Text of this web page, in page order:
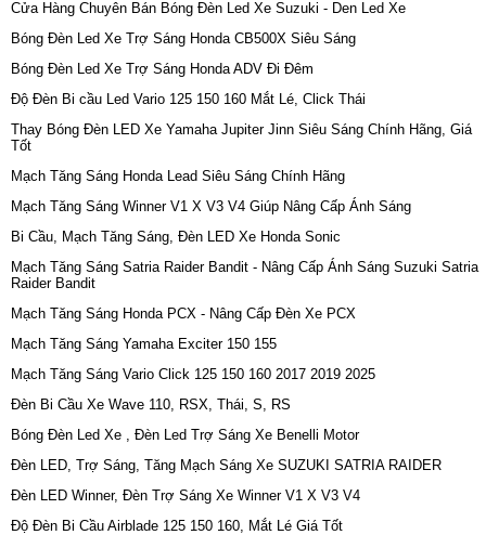
Cửa Hàng Chuyên Bán Bóng Đèn Led Xe Suzuki - Den Led Xe
Bóng Đèn Led Xe Trợ Sáng Honda CB500X Siêu Sáng
Bóng Đèn Led Xe Trợ Sáng Honda ADV Đi Đêm
Độ Đèn Bi cầu Led Vario 125 150 160 Mắt Lé, Click Thái
Thay Bóng Đèn LED Xe Yamaha Jupiter Jinn Siêu Sáng Chính Hãng, Giá
Tốt
Mạch Tăng Sáng Honda Lead Siêu Sáng Chính Hãng
Mạch Tăng Sáng Winner V1 X V3 V4 Giúp Nâng Cấp Ánh Sáng
Bi Cầu, Mạch Tăng Sáng, Đèn LED Xe Honda Sonic
Mạch Tăng Sáng Satria Raider Bandit - Nâng Cấp Ánh Sáng Suzuki Satria
Raider Bandit
Mạch Tăng Sáng Honda PCX - Nâng Cấp Đèn Xe PCX
Mạch Tăng Sáng Yamaha Exciter 150 155
Mạch Tăng Sáng Vario Click 125 150 160 2017 2019 2025
Đèn Bi Cầu Xe Wave 110, RSX, Thái, S, RS
Bóng Đèn Led Xe , Đèn Led Trợ Sáng Xe Benelli Motor
Đèn LED, Trợ Sáng, Tăng Mạch Sáng Xe SUZUKI SATRIA RAIDER
Đèn LED Winner, Đèn Trợ Sáng Xe Winner V1 X V3 V4
Độ Đèn Bi Cầu Airblade 125 150 160, Mắt Lé Giá Tốt